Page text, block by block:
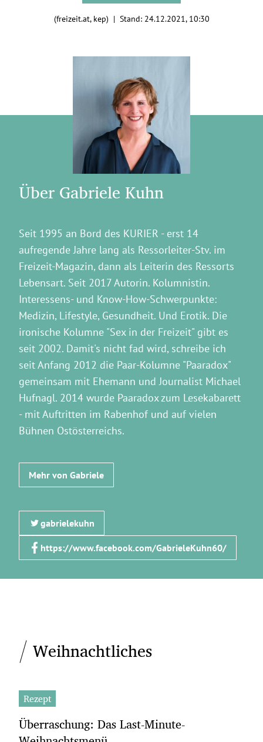
(freizeit.at, kep) | Stand: 24.12.2021, 10:30
Über Gabriele Kuhn
Seit 1995 an Bord des KURIER - erst 14
aufregende Jahre lang als Ressorleiter-Stv. im
Freizeit-Magazin, dann als Leiterin des Ressorts
Lebensart. Seit 2017 Autorin. Kolumnistin.
Interessens- und Know-How-Schwerpunkte:
Medizin, Lifestyle, Gesundheit. Und Erotik. Die
ironische Kolumne "Sex in der Freizeit" gibt es
seit 2002. Damit's nicht fad wird, schreibe ich
seit Anfang 2012 die Paar-Kolumne "Paaradox"
gemeinsam mit Ehemann und Journalist Michael
Hufnagl. 2014 wurde Paaradox zum Lesekabarett
- mit Auftritten im Rabenhof und auf vielen
Bühnen Ostösterreichs.
Mehr von Gabriele
gabrielekuhn
https://www.facebook.com/GabrieleKuhn60/
Weihnachtliches
Rezept
Überraschung: Das Last-Minute-